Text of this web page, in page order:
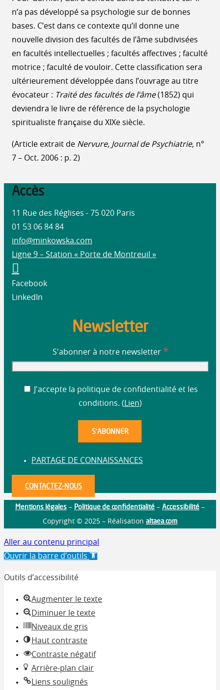
n’a pas développé sa psychologie sur de bonnes
bases. C’est dans ce contexte qu’il donne une
nouvelle division des facultés de l’âme subdivisées
en facultés intellectuelles ; facultés affectives ; faculté
motrice ; faculté de vouloir. Cette classification sera
ultérieurement développée dans l’ouvrage au titre
évocateur : Traité des facultés de l’âme(1852) qui
deviendra le livre de référence de la psychologie
spiritualiste française du XIXe siècle.
(Article extrait de Nervure, Journal de Psychiatrie, n°
7 – Oct. 2006 : p. 2)
Accès
11 Rue des Réglises - 75 020 Paris
01 53 06 84 84
info@minkowska.com
Ligne 9 – Station « Porte de Montreuil »
Facebook
LinkedIn
Newsletter
S'abonner à notre newsletter *
J'accepte la politique de confidentialité et les
conditions. (Lien)
PARTAGE DE CONNAISSANCES
CONTACTEZ-NOUS
Mentions légales – Politique de confidentialité – Accessibilité –
Copyright © 2025 – Réalisation altaea.com
Aller au contenu principal
Ouvrir la barre d’outils
Outils d’accessibilité
Augmenter le texte
Diminuer le texte
Niveaux de gris
Haut contraste
Contraste négatif
Arrière-plan clair
Liens soulignés